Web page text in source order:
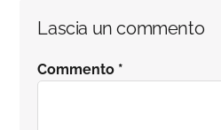
Interazioni
del
Lascia un commento
Commento *